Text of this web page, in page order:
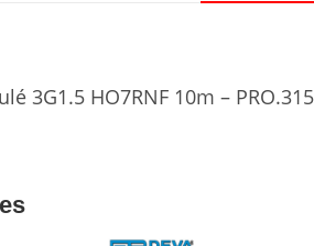
3G1.5 HO7RNF 10m –